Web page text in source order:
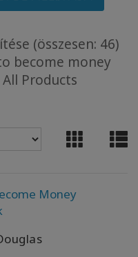
(összesen: 46)
become money
Products
Money